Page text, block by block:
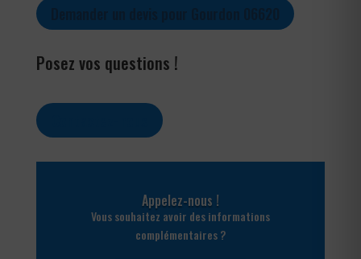
Posez vos questions !
Appelez-nous !
Vous souhaitez avoir des informations
complémentaires ?